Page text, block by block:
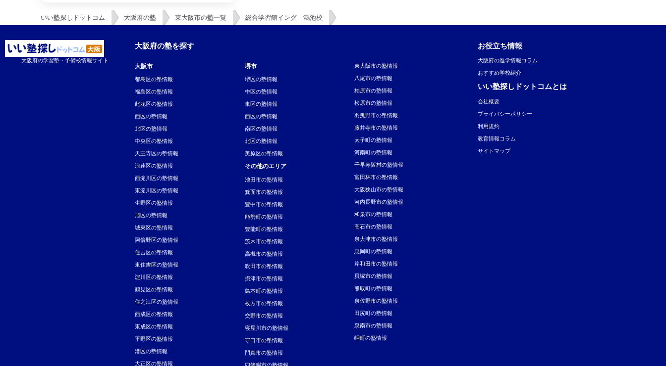
いい塾探しドットコム 大阪府の塾 東大阪市の塾一覧 総合学習館イング 鴻池校
大阪府の学習塾・予備校情報サイト
大阪府の塾を探す
大阪市
都島区の塾情報
福島区の塾情報
此花区の塾情報
西区の塾情報
北区の塾情報
中央区の塾情報
天王寺区の塾情報
浪速区の塾情報
西淀川区の塾情報
東淀川区の塾情報
生野区の塾情報
旭区の塾情報
城東区の塾情報
阿倍野区の塾情報
住吉区の塾情報
東住吉区の塾情報
淀川区の塾情報
鶴見区の塾情報
住之江区の塾情報
西成区の塾情報
東成区の塾情報
平野区の塾情報
港区の塾情報
大正区の塾情報
堺市
堺区の塾情報
中区の塾情報
東区の塾情報
西区の塾情報
南区の塾情報
北区の塾情報
美原区の塾情報
その他のエリア
池田市の塾情報
箕面市の塾情報
豊中市の塾情報
能勢町の塾情報
豊能町の塾情報
茨木市の塾情報
高槻市の塾情報
吹田市の塾情報
摂津市の塾情報
島本町の塾情報
枚方市の塾情報
交野市の塾情報
寝屋川市の塾情報
守口市の塾情報
門真市の塾情報
東大阪市の塾情報
八尾市の塾情報
柏原市の塾情報
松原市の塾情報
羽曳野市の塾情報
藤井寺市の塾情報
太子町の塾情報
河南町の塾情報
千早赤阪村の塾情報
富田林市の塾情報
大阪狭山市の塾情報
河内長野市の塾情報
和泉市の塾情報
高石市の塾情報
泉大津市の塾情報
忠岡町の塾情報
岸和田市の塾情報
貝塚市の塾情報
熊取町の塾情報
泉佐野市の塾情報
田尻町の塾情報
泉南市の塾情報
岬町の塾情報
お役立ち情報
大阪府の進学情報コラム
おすすめ学校紹介
いい塾探しドットコムとは
会社概要
プライバシーポリシー
利用規約
教育情報コラム
サイトマップ